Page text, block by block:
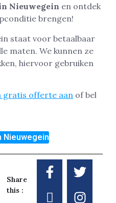
Nieuwegein en ontdek
brengen!
staat voor betaalbaar
maten. We kunnen ze
hiervoor gebruiken
gratis offerte aan of bel
Nieuwegein
Share
this :